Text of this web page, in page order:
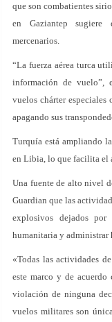
que son combatientes
en Gaziantep sugiere
mercenarios.
“La fuerza aérea turca
información de vuelo”,
vuelos chárter especiales
apagando sus
Turquía está ampliando
en Libia, lo que facilita el
Una fuente de alto nivel
Guardian que las
explosivos dejados por
humanitaria y administrar
«Todas las actividades
este marco y de
violación de ninguna
vuelos militares son